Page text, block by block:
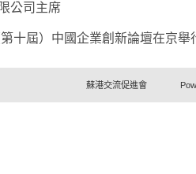
限公司主席
十屆）中國企業創新論壇在京舉
蘇港交流促進會